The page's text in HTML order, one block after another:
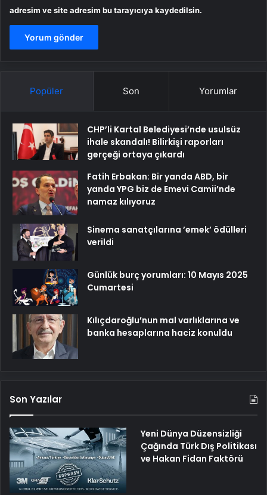
adresim ve site adresim bu tarayıcıya kaydedilsin.
Popüler Son Yorumlar
CHP’li Kartal Belediyesi’nde usulsüz
ihale skandalı! Bilirkişi raporları
gerçeği ortaya çıkardı
Fatih Erbakan: Bir yanda ABD, bir
yanda YPG biz de Emevi Camii’nde
namaz kılıyoruz
Sinema sanatçılarına ’emek’ ödülleri
verildi
Günlük burç yorumları: 10 Mayıs 2025
Cumartesi
Kılıçdaroğlu’nun mal varlıklarına ve
banka hesaplarına haciz konuldu
Son Yazılar
Yeni Dünya Düzensizliği
Çağında Türk Dış Politikası
ve Hakan Fidan Faktörü